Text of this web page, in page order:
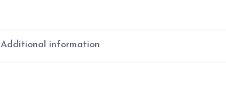
Additional information